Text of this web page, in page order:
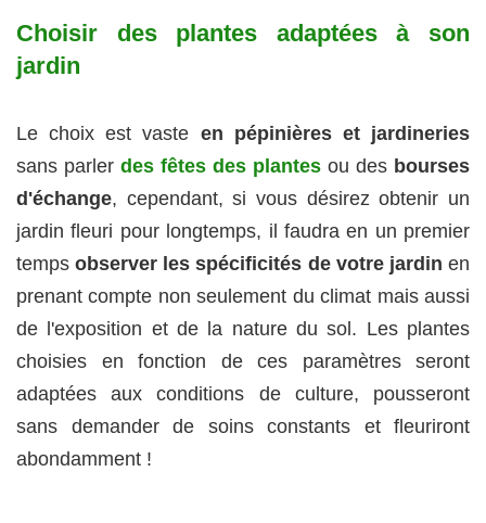
Choisir des plantes adaptées à son
jardin
Le choix est vaste en pépinières et jardineries
sans parler des fêtes des plantes ou des bourses
d'échange, cependant, si vous désirez obtenir un
jardin fleuri pour longtemps, il faudra en un premier
tempsobserver les spécificités de votre jardin en
prenant compte non seulement du climat mais aussi
de l'exposition et de la nature du sol. Les plantes
choisies en fonction de ces paramètres seront
adaptées aux conditions de culture, pousseront
sans demander de soins constants et fleuriront
abondamment !